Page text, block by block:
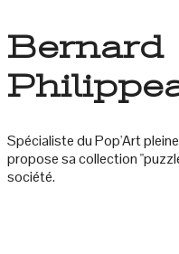
Bernard
Spécialiste du Pop'Art
propose sa collection
société.